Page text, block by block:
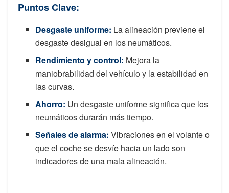
Puntos Clave:
Desgaste uniforme: La alineación previene el
desgaste desigual en los neumáticos.
Rendimiento y control: Mejora la
maniobrabilidad del vehículo y la estabilidad en
las curvas.
Ahorro: Un desgaste uniforme significa que los
neumáticos durarán más tiempo.
Señales de alarma: Vibraciones en el volante o
que el coche se desvíe hacia un lado son
indicadores de una mala alineación.